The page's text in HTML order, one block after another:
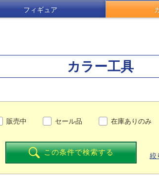
フィギュア
カラー工具
販売中 セール品 在庫ありのみ
この条件で検索する 絞